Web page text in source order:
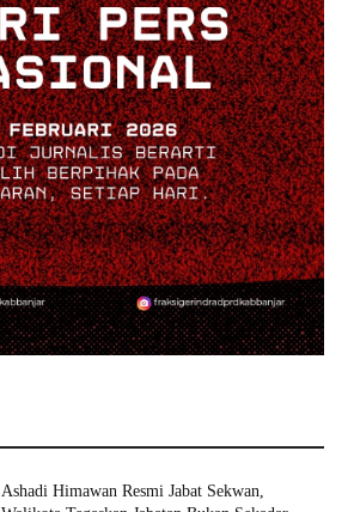
Ashadi Himawan Resmi Jabat Sekwan,